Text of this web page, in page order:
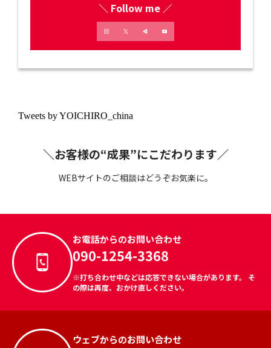
＼ Follow me ／
Tweets by YOICHIRO_china
＼お客様の“成果”にこだわります／
WEBサイトのご相談はどうぞお気楽に。
お電話からのお問い合わせ
090-1254-3368
※打ち合わせ中などは応答できない場合があります。 そ
の際は再度、おかけ直しください。
ウェブからのお問い合わせ